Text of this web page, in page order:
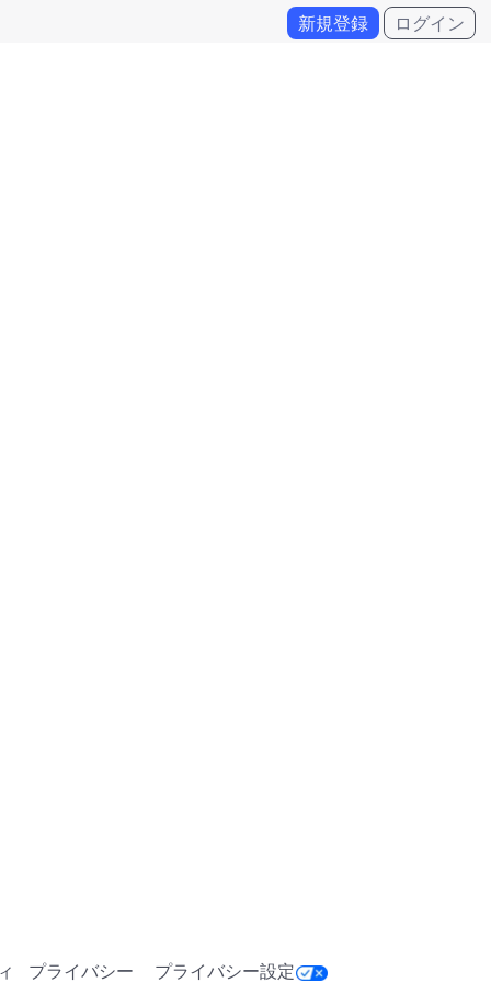
新規登録 ログイン
プライバシー プライバシー設定